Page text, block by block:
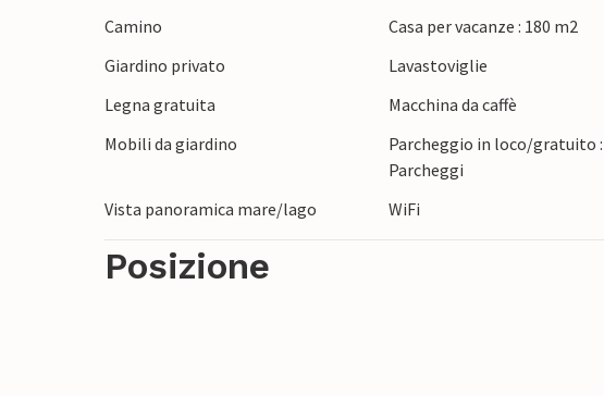
Qui dovrete assolutamente andare in esplorazione
Pescate tutto il giorno o passeggiate nel villaggio più
island hopping ed esplorate le bellissime isole vicine.
Camino
Casa per vacanze : 180 m2
Giardino privato
Lavastoviglie
Legna gratuita
Macchina da caffè
Mobili da giardino
Parcheggio in loco/gratuito
Parcheggi
Vista panoramica mare/lago WiFi
Posizione